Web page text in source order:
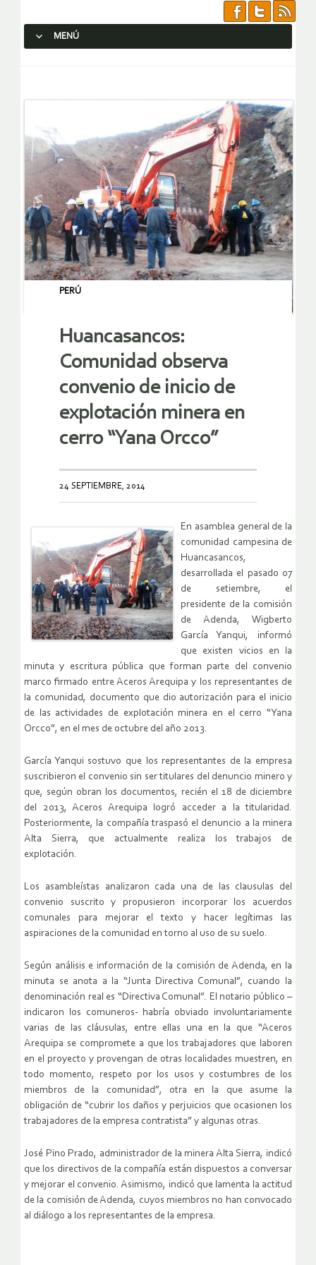
MENÚ
PERÚ
Huancasancos:
Comunidad observa
convenio de inicio de
explotación minera en
cerro “Yana Orcco”
24 SEPTIEMBRE, 2014
En asamblea general de la
comunidad campesina de
Huancasancos,
desarrollada el pasado 07
de setiembre, el
presidente de la comisión
de Adenda, Wigberto
García Yanqui, informó
que existen vicios en la
minuta y escritura pública que forman parte del convenio
marco firmado entre Aceros Arequipa y los representantes de
la comunidad, documento que dio autorización para el inicio
de las actividades de explotación minera en el cerro “Yana
Orcco”, en el mes de octubre del año 2013.
García Yanqui sostuvo que los representantes de la empresa
suscribieron el convenio sin ser titulares del denuncio minero y
que, según obran los documentos, recién el 18 de diciembre
del 2013, Aceros Arequipa logró acceder a la titularidad.
Posteriormente, la compañía traspasó el denuncio a la minera
Alta Sierra, que actualmente realiza los trabajos de
explotación.
Los asambleístas analizaron cada una de las clausulas del
convenio suscrito y propusieron incorporar los acuerdos
comunales para mejorar el texto y hacer legítimas las
aspiraciones de la comunidad en torno al uso de su suelo.
Según análisis e información de la comisión de Adenda, en la
minuta se anota a la “Junta Directiva Comunal”, cuando la
denominación real es “Directiva Comunal”. El notario público –
indicaron los comuneros- habría obviado involuntariamente
varias de las cláusulas, entre ellas una en la que “Aceros
Arequipa se compromete a que los trabajadores que laboren
en el proyecto y provengan de otras localidades muestren, en
todo momento, respeto por los usos y costumbres de los
miembros de la comunidad”, otra en la que asume la
obligación de “cubrir los daños y perjuicios que ocasionen los
trabajadores de la empresa contratista” y algunas otras.
José Pino Prado, administrador de la minera Alta Sierra, indicó
que los directivos de la compañía están dispuestos a conversar
y mejorar el convenio. Asimismo, indicó que lamenta la actitud
de la comisión de Adenda, cuyos miembros no han convocado
al diálogo a los representantes de la empresa.